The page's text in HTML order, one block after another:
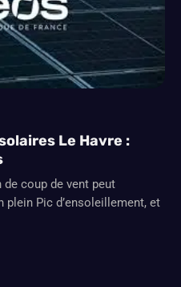
Le Havre :
de coup de vent peut
Pic d’ensoleillement, et